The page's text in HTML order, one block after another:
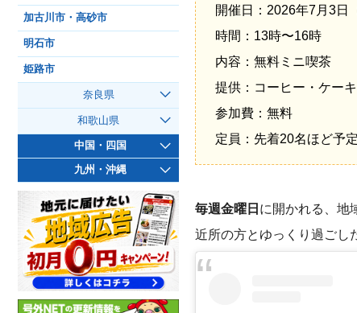
開催日：2026年7月3日
時間：13時〜16時
内容：無料ミニ喫茶
提供：コーヒー・ケー
参加費：無料
定員：先着20名ほど予
毎週金曜日に開かれる、地
近所の方とゆっくり過ごし
加古川市・高砂市
明石市
姫路市
奈良県
和歌山県
中国・四国
九州・沖縄